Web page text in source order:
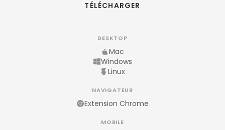
TÉLÉCHARGER
DESKTOP
Mac
Windows
Linux
NAVIGATEUR
Extension Chrome
MOBILE